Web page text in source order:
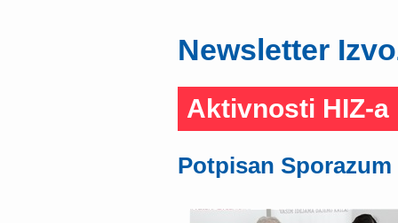
Newsletter
Aktivnosti HIZ-a
Potpisan